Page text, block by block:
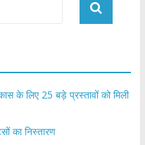
के लिए 25 बड़े प्रस्तावों को मिली
का निस्तारण